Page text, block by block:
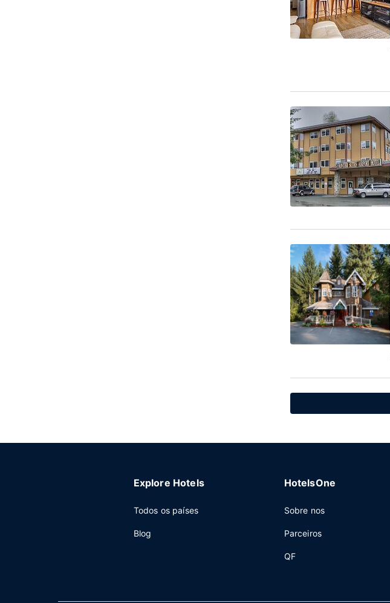
Explore Hotels
Todos os países
Blog
HotelsOne
Sobre nos
Parceiros
QF